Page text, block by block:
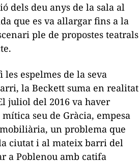
dels deu anys de la sala al
que es va allargar fins a la
ple de propostes teatrals
espelmes de la seva
la Beckett suma en realitat
juliol del 2016 va haver
seu de Gràcia, empesa
un problema que
ciutat i al mateix barri del
a Poblenou amb catifa